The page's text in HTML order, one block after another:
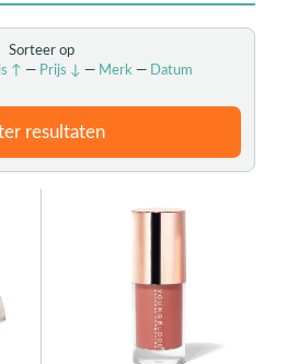
Sorteer op
↑ — Prijs ↓ — Merk— Datum
resultaten